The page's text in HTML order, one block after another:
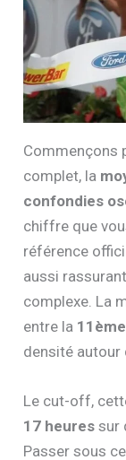
Commençons
complet, la
confondies
chiffre que
référence
aussi
complexe. La
entre la
densité autour
Le cut-off,
17 heures sur
Passer sous